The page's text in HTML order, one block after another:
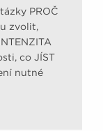
PROČ
zvolit,
co JÍST
nutné